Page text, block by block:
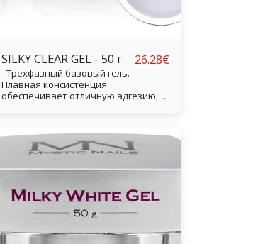
SILKY CLEAR GEL - 50 г 26.28€
- Трехфазный базовый гель.
Плавная консистенция
обеспечивает отличную адгезию,
Отличная адгезия. - 100%
прозрачность. - Отверждается